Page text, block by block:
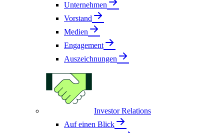
Unternehmen
Vorstand
Medien
Engagement
Auszeichnungen
Investor Relations
Auf einen Blick